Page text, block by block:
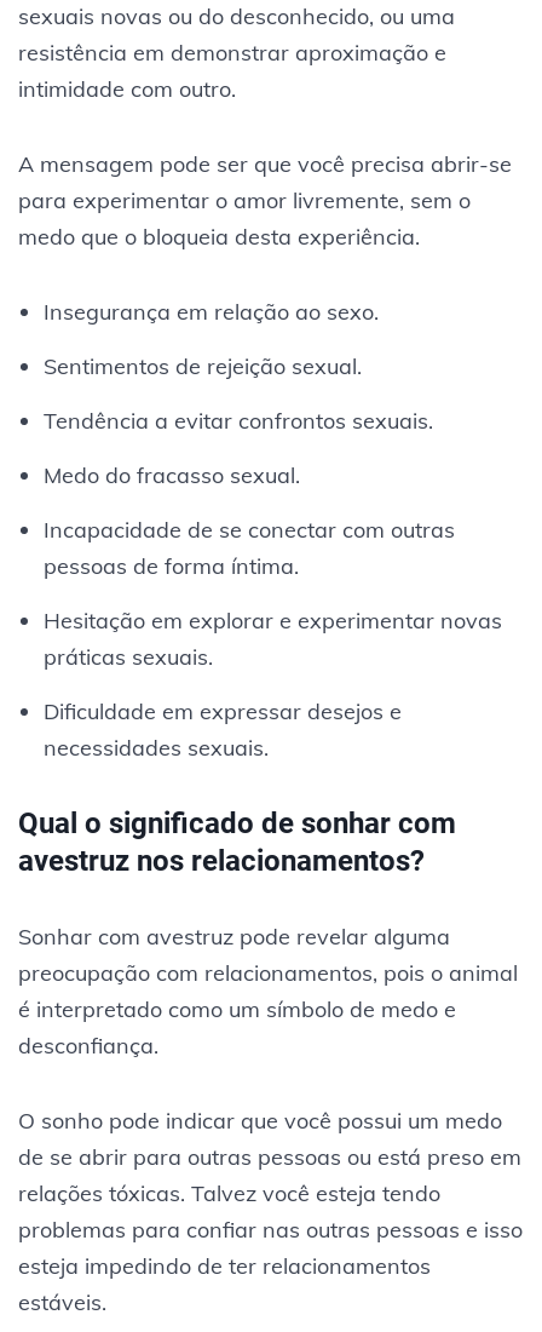
sexuais novas ou do desconhecido, ou uma
resistência em demonstrar aproximação e
intimidade com outro.
A mensagem pode ser que você precisa abrir-se
para experimentar o amor livremente, sem o
medo que o bloqueia desta experiência.
Insegurança em relação ao sexo.
Sentimentos de rejeição sexual.
Tendência a evitar confrontos sexuais.
Medo do fracasso sexual.
Incapacidade de se conectar com outras
pessoas de forma íntima.
Hesitação em explorar e experimentar novas
práticas sexuais.
Dificuldade em expressar desejos e
necessidades sexuais.
Qual o significado de sonhar com
avestruz nos relacionamentos?
Sonhar com avestruz pode revelar alguma
preocupação com relacionamentos, pois o animal
é interpretado como um símbolo de medo e
desconfiança.
O sonho pode indicar que você possui um medo
de se abrir para outras pessoas ou está preso em
relações tóxicas. Talvez você esteja tendo
problemas para confiar nas outras pessoas e isso
esteja impedindo de ter relacionamentos
estáveis.